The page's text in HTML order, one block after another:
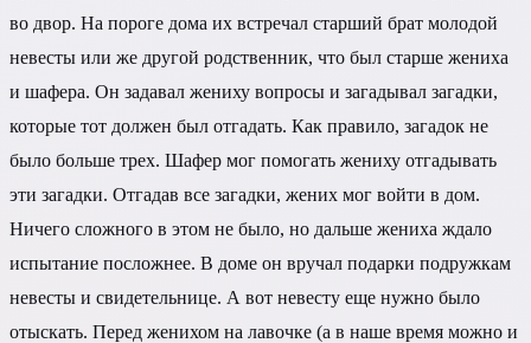
во двор. На пороге дома их встречал старший брат молодой
невесты или же другой родственник, что был старше жениха
и шафера. Он задавал жениху вопросы и загадывал загадки,
которые тот должен был отгадать. Как правило, загадок не
было больше трех. Шафер мог помогать жениху отгадывать
эти загадки. Отгадав все загадки, жених мог войти в дом.
Ничего сложного в этом не было, но дальше жениха ждало
испытание посложнее. В доме он вручал подарки подружкам
невесты и свидетельнице. А вот невесту еще нужно было
отыскать. Перед женихом на лавочке (а в наше время можно и